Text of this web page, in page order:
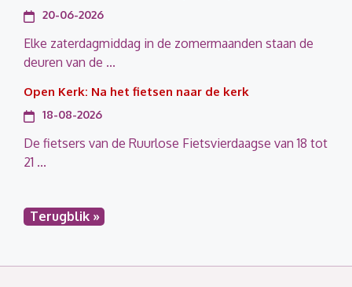
20-06-2026
Elke zaterdagmiddag in de zomermaanden staan de
deuren van de ...
Open Kerk: Na het fietsen naar de kerk
18-08-2026
De fietsers van de Ruurlose Fietsvierdaagse van 18 tot
21 ...
Terugblik »